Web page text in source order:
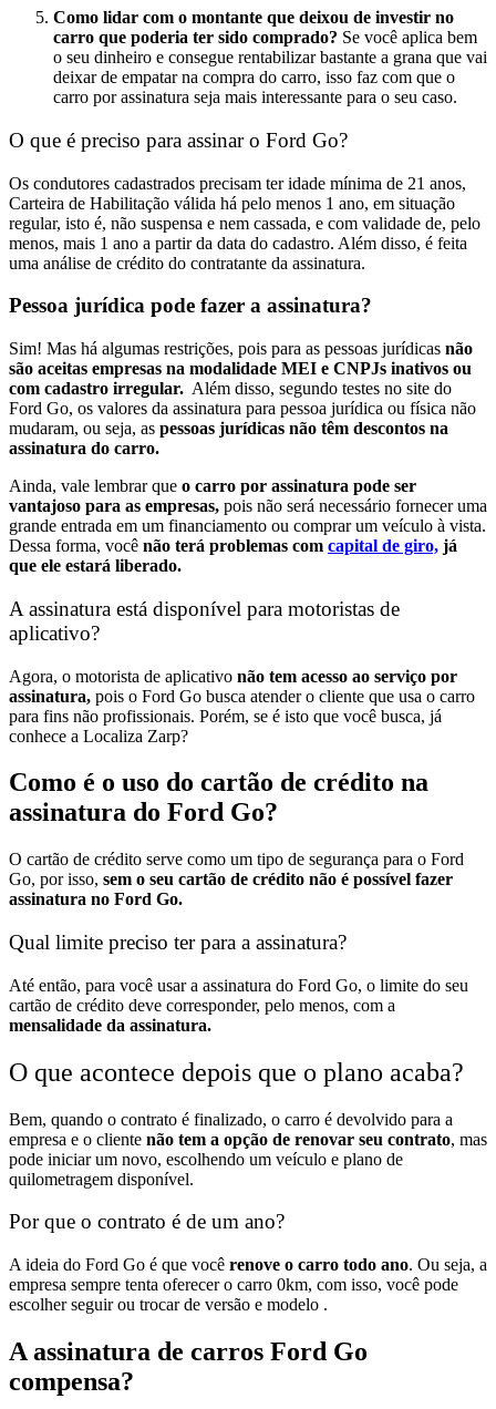
Como lidar com o montante que deixou de investir no
carro que poderia ter sido comprado? Se você aplica bem
o seu dinheiro e consegue rentabilizar bastante a grana que vai
deixar de empatar na compra do carro, isso faz com que o
carro por assinatura seja mais interessante para o seu caso.
O que é preciso para assinar o Ford Go?
Os condutores cadastrados precisam ter idade mínima de 21 anos,
Carteira de Habilitação válida há pelo menos 1 ano, em situação
regular, isto é, não suspensa e nem cassada, e com validade de, pelo
menos, mais 1 ano a partir da data do cadastro. Além disso, é feita
uma análise de crédito do contratante da assinatura.
Pessoa jurídica pode fazer a assinatura?
Sim! Mas há algumas restrições, pois para as pessoas jurídicas não
são aceitas empresas na modalidade MEI e CNPJs inativos ou
com cadastro irregular. Além disso, segundo testes no site do
Ford Go, os valores da assinatura para pessoa jurídica ou física não
mudaram, ou seja, as pessoas jurídicas não têm descontos na
assinatura do carro.
Ainda, vale lembrar que o carro por assinatura pode ser
vantajoso para as empresas, pois não será necessário fornecer uma
grande entrada em um financiamento ou comprar um veículo à vista.
Dessa forma, você não terá problemas com capital de giro, já
que ele estará liberado.
A assinatura está disponível para motoristas de
aplicativo?
Agora, o motorista de aplicativo não tem acesso ao serviço por
assinatura, pois o Ford Go busca atender o cliente que usa o carro
para fins não profissionais. Porém, se é isto que você busca, já
conhece a Localiza Zarp?
Como é o uso do cartão de crédito na
assinatura do Ford Go?
O cartão de crédito serve como um tipo de segurança para o Ford
Go, por isso, sem o seu cartão de crédito não é possível fazer
assinatura no Ford Go.
Qual limite preciso ter para a assinatura?
Até então, para você usar a assinatura do Ford Go, o limite do seu
cartão de crédito deve corresponder, pelo menos, com a
mensalidade da assinatura.
O que acontece depois que o plano acaba?
Bem, quando o contrato é finalizado, o carro é devolvido para a
empresa e o cliente não tem a opção de renovar seu contrato, mas
pode iniciar um novo, escolhendo um veículo e plano de
quilometragem disponível.
Por que o contrato é de um ano?
A ideia do Ford Go é que você renove o carro todo ano. Ou seja, a
empresa sempre tenta oferecer o carro 0km, com isso, você pode
escolher seguir ou trocar de versão e modelo .
A assinatura de carros Ford Go
compensa?